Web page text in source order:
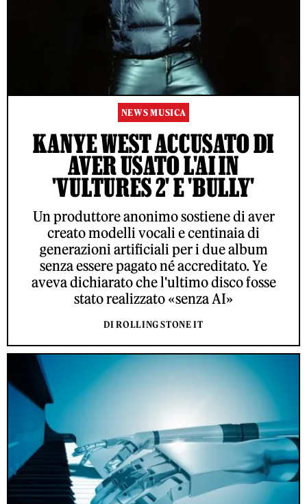
NEWS MUSICA
KANYE WEST ACCUSATO DI
AVER USATO L'AI IN
'VULTURES 2' E 'BULLY'
Un produttore anonimo sostiene di aver
creato modelli vocali e centinaia di
generazioni artificiali per i due album
senza essere pagato né accreditato. Ye
aveva dichiarato che l'ultimo disco fosse
stato realizzato «senza AI»
DI ROLLING STONE IT